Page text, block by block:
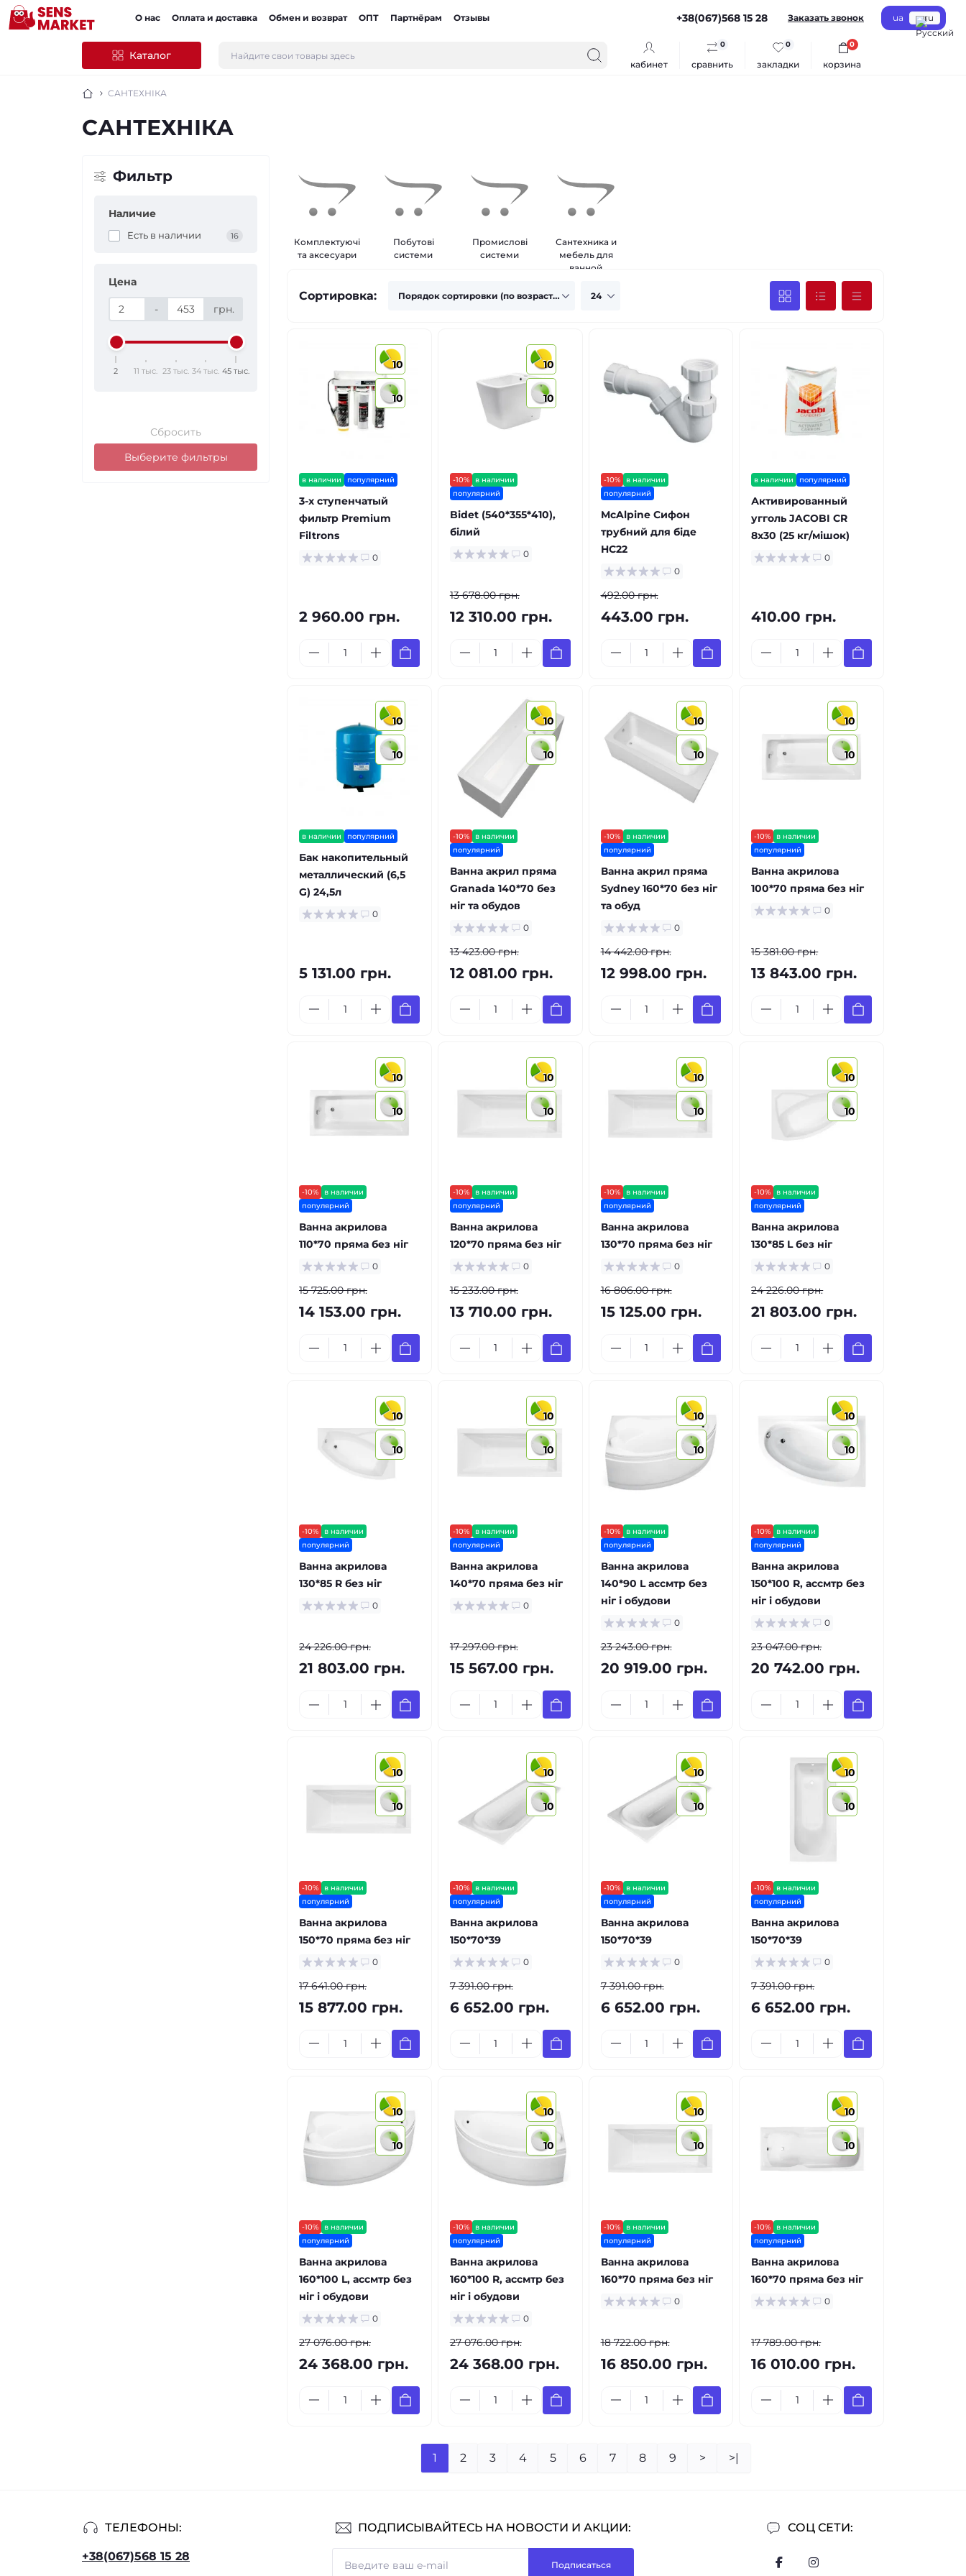
О нас Оплата и доставка Обмен и возврат ОПТ Партнёрам Отзывы +38(067)568 15 28 Заказать звонок ua ru
Каталог
кабинет сравнить
0
закладки
0
корзина
0
САНТЕХНІКА
САНТЕХНІКА
Фильтр
Наличие
Есть в наличии 16
Цена
- грн.
2 11 тыс. 23 тыс. 34 тыс. 45 тыс.
Сбросить
Выберите фильтры
Комплектуючі
та аксесуари
Побутові
системи
Промислові
системи
Сантехника и
мебель для
ванной
Сортировка:
10
10
в наличии популярний
3-х ступенчатый
фильтр Premium
Filtrons
0
2 960.00 грн.
10
10
-10%
в наличии
популярний
Bidet (540*355*410),
білий
0
13 678.00 грн.
12 310.00 грн.
-10%
в наличии
популярний
McAlpine Сифон
трубний для біде
HC22
0
492.00 грн.
443.00 грн.
в наличии популярний
Активированный
угголь JACOBI CR
8x30 (25 кг/мішок)
0
410.00 грн.
10
10
в наличии популярний
Бак накопительный
металлический (6,5
G) 24,5л
0
5 131.00 грн.
10
10
-10%
в наличии
популярний
Ванна акрил пряма
Granada 140*70 без
ніг та обудов
0
13 423.00 грн.
12 081.00 грн.
10
10
-10%
в наличии
популярний
Ванна акрил пряма
Sydney 160*70 без ніг
та обуд
0
14 442.00 грн.
12 998.00 грн.
10
10
-10%
в наличии
популярний
Ванна акрилова
100*70 пряма без ніг
0
15 381.00 грн.
13 843.00 грн.
10
10
-10%
в наличии
популярний
Ванна акрилова
110*70 пряма без ніг
0
15 725.00 грн.
14 153.00 грн.
10
10
-10%
в наличии
популярний
Ванна акрилова
120*70 пряма без ніг
0
15 233.00 грн.
13 710.00 грн.
10
10
-10%
в наличии
популярний
Ванна акрилова
130*70 пряма без ніг
0
16 806.00 грн.
15 125.00 грн.
10
10
-10%
в наличии
популярний
Ванна акрилова
130*85 L без ніг
0
24 226.00 грн.
21 803.00 грн.
10
10
-10%
в наличии
популярний
Ванна акрилова
130*85 R без ніг
0
24 226.00 грн.
21 803.00 грн.
10
10
-10%
в наличии
популярний
Ванна акрилова
140*70 пряма без ніг
0
17 297.00 грн.
15 567.00 грн.
10
10
-10%
в наличии
популярний
Ванна акрилова
140*90 L ассмтр без
ніг і обудови
0
23 243.00 грн.
20 919.00 грн.
10
10
-10%
в наличии
популярний
Ванна акрилова
150*100 R, ассмтр без
ніг і обудови
0
23 047.00 грн.
20 742.00 грн.
10
10
-10%
в наличии
популярний
Ванна акрилова
150*70 пряма без ніг
0
17 641.00 грн.
15 877.00 грн.
10
10
-10%
в наличии
популярний
Ванна акрилова
150*70*39
0
7 391.00 грн.
6 652.00 грн.
10
10
-10%
в наличии
популярний
Ванна акрилова
150*70*39
0
7 391.00 грн.
6 652.00 грн.
10
10
-10%
в наличии
популярний
Ванна акрилова
150*70*39
0
7 391.00 грн.
6 652.00 грн.
10
10
-10%
в наличии
популярний
Ванна акрилова
160*100 L, ассмтр без
ніг і обудови
0
27 076.00 грн.
24 368.00 грн.
10
10
-10%
в наличии
популярний
Ванна акрилова
160*100 R, ассмтр без
ніг і обудови
0
27 076.00 грн.
24 368.00 грн.
10
10
-10%
в наличии
популярний
Ванна акрилова
160*70 пряма без ніг
0
18 722.00 грн.
16 850.00 грн.
10
10
-10%
в наличии
популярний
Ванна акрилова
160*70 пряма без ніг
0
17 789.00 грн.
16 010.00 грн.
1 2 3 4 5 6 7 8 9 > >|
ТЕЛЕФОНЫ:
+38(067)568 15 28
СОЦ СЕТИ:
ПОДПИСЫВАЙТЕСЬ НА НОВОСТИ И АКЦИИ:
Подписаться